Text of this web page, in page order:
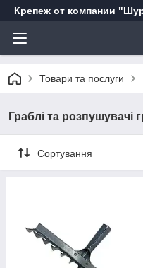
Крепеж от компании
Товари та послуги
Граблі та розпушувачі
Сортування